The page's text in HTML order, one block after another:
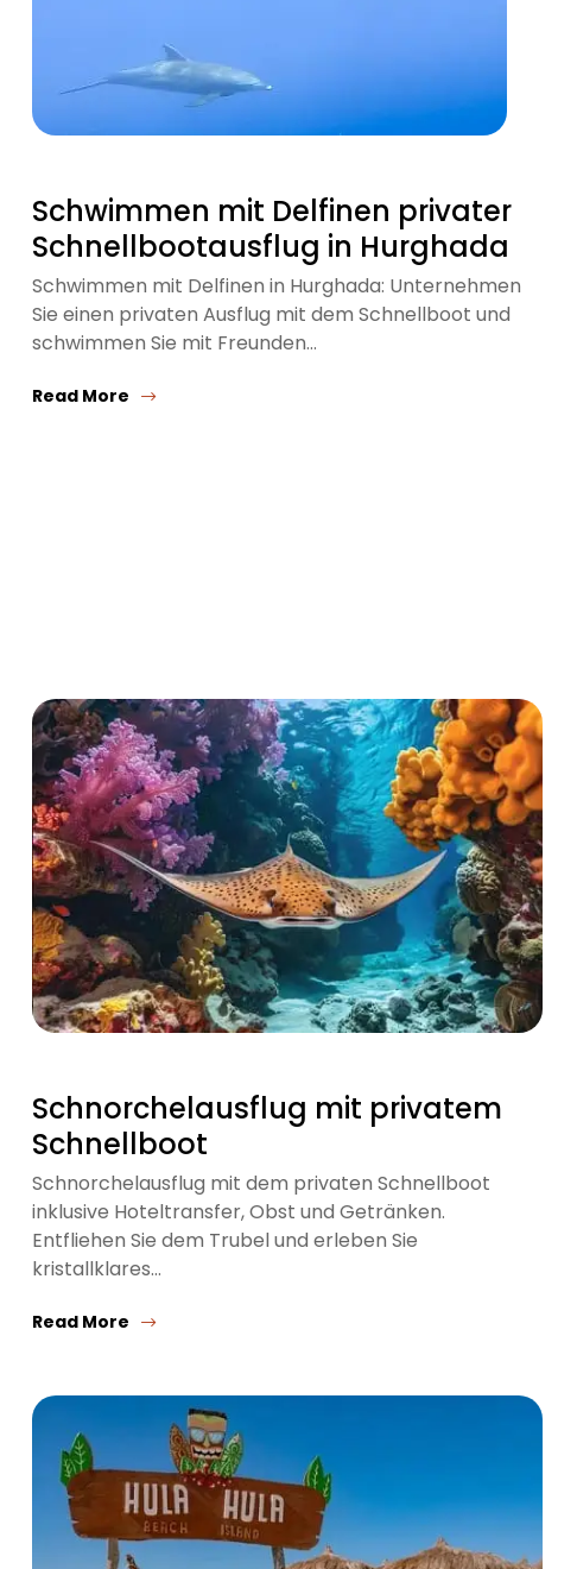
Schwimmen mit Delfinen privater
Schnellbootausflug in Hurghada
Schwimmen mit Delfinen in Hurghada: Unternehmen
Sie einen privaten Ausflug mit dem Schnellboot und
schwimmen Sie mit Freunden…
Read More
Schnorchelausflug mit privatem
Schnellboot
Schnorchelausflug mit dem privaten Schnellboot
inklusive Hoteltransfer, Obst und Getränken.
Entfliehen Sie dem Trubel und erleben Sie
kristallklares…
Read More